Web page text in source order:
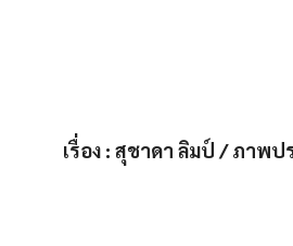
เรื่อง : สุชาดา ลิมป์ / ภาพป